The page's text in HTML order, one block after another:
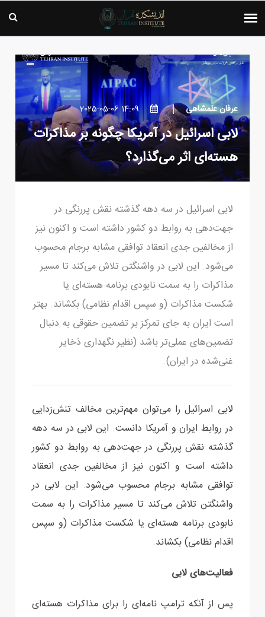
عرفان علمشاهی 14:09 2025-05-06
لابی اسرائیل در آمریکا چگونه بر مذاکرات
هسته‌ای اثر می‌گذارد؟
لابی اسرائیل در سه دهه گذشته نقش پررنگی در
جهت‌دهی به روابط دو کشور داشته است و اکنون نیز
از مخالفین جدی انعقاد توافقی مشابه برجام محسوب
می‌شود. این لابی در واشنگتن تلاش می‌کند تا مسیر
مذاکرات را به سمت نابودی برنامه هسته‌ای یا
شکست مذاکرات (و سپس اقدام نظامی) بکشاند. بهتر
است ایران به جای تمرکز بر تضمین حقوقی به دنبال
تضمین‌های عملی‌تر باشد (نظیر نگهداری ذخایر
غنی‌شده در ایران).
لابی اسرائیل را می‌توان مهم‌ترین مخالف تنش‌زدایی
در روابط ایران و آمریکا دانست. این لابی در سه دهه
گذشته نقش پررنگی در جهت‌دهی به روابط دو کشور
داشته است و اکنون نیز از مخالفین جدی انعقاد
توافقی مشابه برجام محسوب می‌شود. این لابی در
واشنگتن تلاش می‌کند تا مسیر مذاکرات را به سمت
نابودی برنامه هسته‌ای یا شکست مذاکرات (و سپس
اقدام نظامی) بکشاند.
فعالیت‌های لابی
پس از آنکه ترامپ نامه‌ای را برای مذاکرات هسته‌ای